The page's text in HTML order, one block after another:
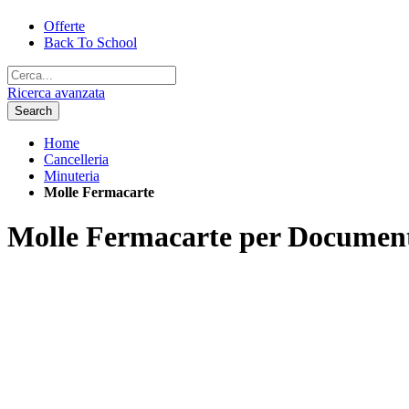
Offerte
Back To School
Ricerca avanzata
Search
Home
Cancelleria
Minuteria
Molle Fermacarte
Molle Fermacarte per